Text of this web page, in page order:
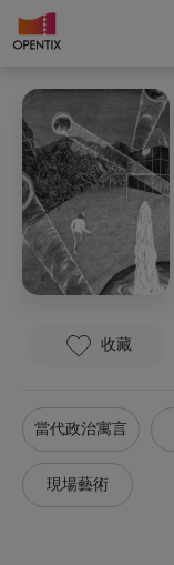
收藏
當代政治寓言
現場藝術